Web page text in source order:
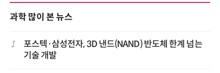
과학 많이 본 뉴스
1
포스텍·삼성전자, 3D 낸드(NAND) 반도체 한계 넘는
기술 개발